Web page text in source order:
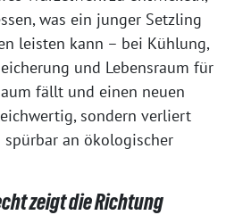
was ein junger Setzling
leisten kann – bei Kühlung,
und Lebensraum für
fällt und einen neuen
sondern verliert
spürbar an ökologischer
zeigt die Richtung